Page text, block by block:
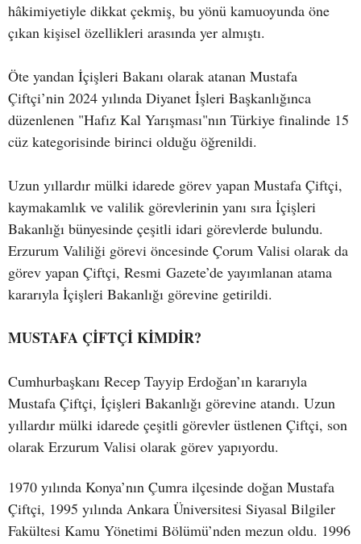
hâkimiyetiyle dikkat çekmiş, bu yönü kamuoyunda öne
çıkan kişisel özellikleri arasında yer almıştı.
Öte yandan İçişleri Bakanı olarak atanan Mustafa
Çiftçi’nin 2024 yılında Diyanet İşleri Başkanlığınca
düzenlenen "Hafız Kal Yarışması"nın Türkiye finalinde 15
cüz kategorisinde birinci olduğu öğrenildi.
Uzun yıllardır mülki idarede görev yapan Mustafa Çiftçi,
kaymakamlık ve valilik görevlerinin yanı sıra İçişleri
Bakanlığı bünyesinde çeşitli idari görevlerde bulundu.
Erzurum Valiliği görevi öncesinde Çorum Valisi olarak da
görev yapan Çiftçi, Resmi Gazete’de yayımlanan atama
kararıyla İçişleri Bakanlığı görevine getirildi.
MUSTAFA ÇİFTÇİ KİMDİR?
Cumhurbaşkanı Recep Tayyip Erdoğan’ın kararıyla
Mustafa Çiftçi, İçişleri Bakanlığı görevine atandı. Uzun
yıllardır mülki idarede çeşitli görevler üstlenen Çiftçi, son
olarak Erzurum Valisi olarak görev yapıyordu.
1970 yılında Konya’nın Çumra ilçesinde doğan Mustafa
Çiftçi, 1995 yılında Ankara Üniversitesi Siyasal Bilgiler
Fakültesi Kamu Yönetimi Bölümü’nden mezun oldu. 1996